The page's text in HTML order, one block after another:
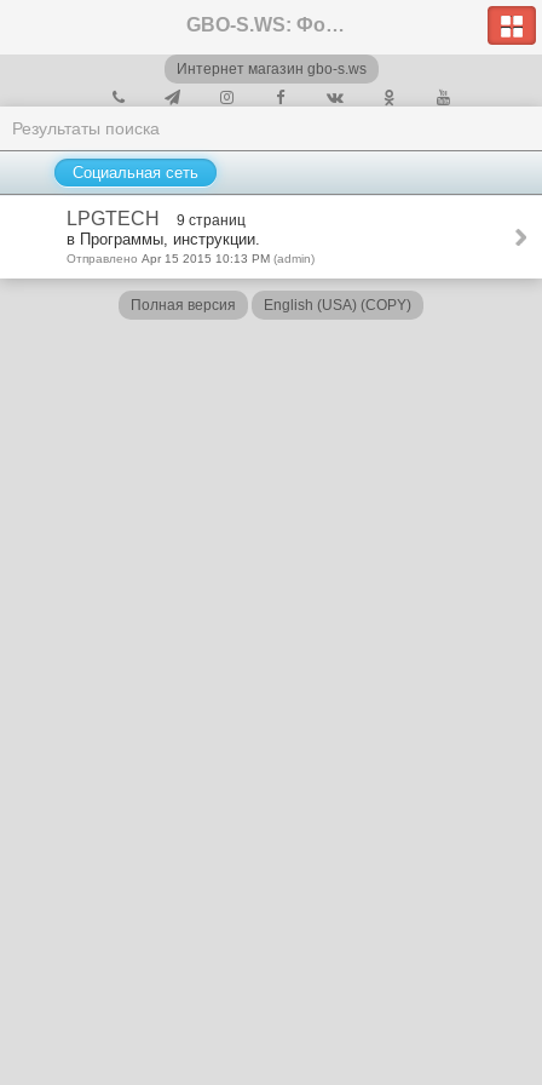
GBO-S.WS: Форум
Интернет магазин gbo-s.ws
Результаты поиска
Социальная сеть
LPGTECH 9 страниц
в Программы, инструкции.
Отправлено Apr 15 2015 10:13 PM (admin)
Полная версия English (USA) (COPY)